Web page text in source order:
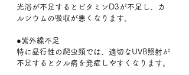
光浴が不足するとビタミンD3が不足し、カ
ルシウムの吸収が悪くなります。﻿
●紫外線不足
特に昼行性の爬虫類では、適切なUVB照射が
不足するとクル病を発症しやすくなります。﻿